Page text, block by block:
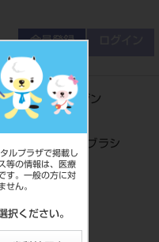
ルプラザで掲載し
等の情報は、医療
す。一般の方に対
せん。
択ください。
会員登録
デンタルマガジン
イド型 電動歯ブラシ
ログイン